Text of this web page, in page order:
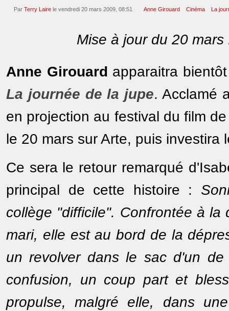
Par Terry Laire le vendredi 20 mars 2009, 08:51 Anne Girouard Cinéma La
Mise à jour du 20
Anne Girouard apparaitra
La journée de la jupe. Acclamé
en projection au festival du film
le 20 mars sur Arte, puis investira
Ce sera le retour remarqué
principal de cette histoire :
collège "difficile". Confrontée à
mari, elle est au bord de la
un revolver dans le sac d'un
confusion, un coup part et
propulse, malgré elle, dans